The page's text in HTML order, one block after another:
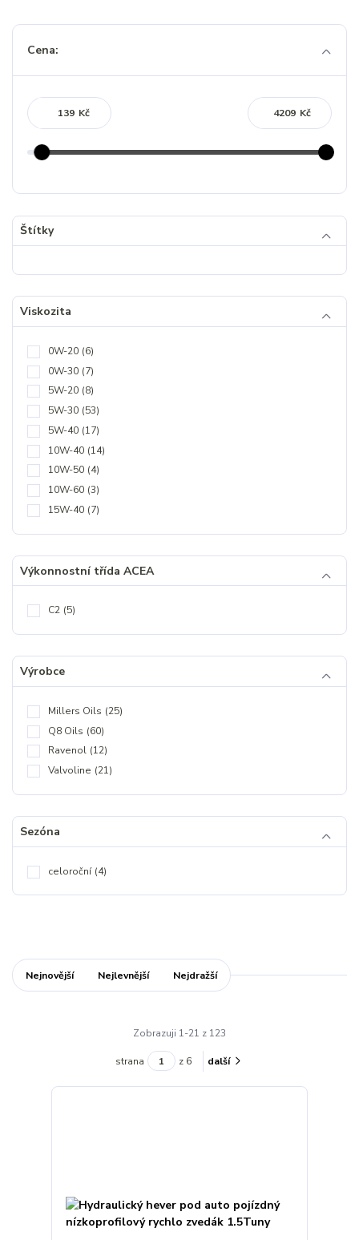
Cena:
Kč Kč
Štítky
Viskozita
0W-20 (6)
0W-30 (7)
5W-20 (8)
5W-30 (53)
5W-40 (17)
10W-40 (14)
10W-50 (4)
10W-60 (3)
15W-40 (7)
Výkonnostní třída ACEA
C2 (5)
Výrobce
Millers Oils (25)
Q8 Oils (60)
Ravenol (12)
Valvoline (21)
Sezóna
celoroční (4)
Nejnovější Nejlevnější Nejdražší
Zobrazuji 1-21 z 123
strana z 6 další